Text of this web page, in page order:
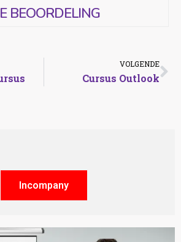
BEOORDELING
VOLGENDE
Cursus Outlook